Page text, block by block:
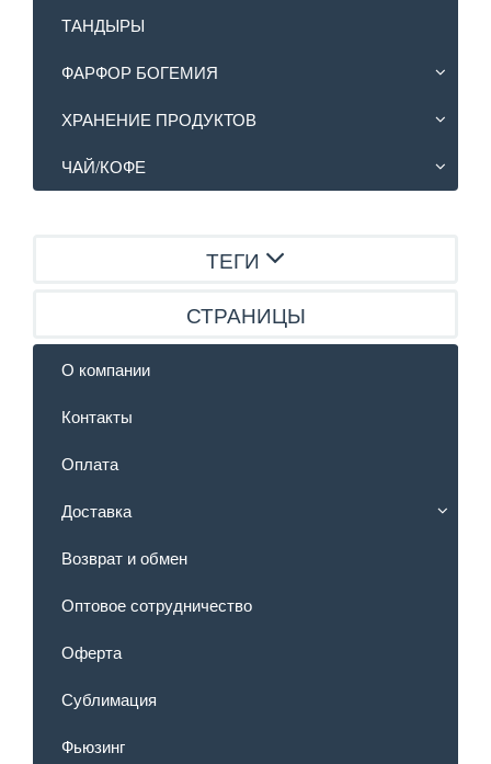
ТАНДЫРЫ
ФАРФОР БОГЕМИЯ
ХРАНЕНИЕ ПРОДУКТОВ
ЧАЙ/КОФЕ
ТЕГИ
СТРАНИЦЫ
О компании
Контакты
Оплата
Доставка
Возврат и обмен
Оптовое сотрудничество
Оферта
Сублимация
Фьюзинг